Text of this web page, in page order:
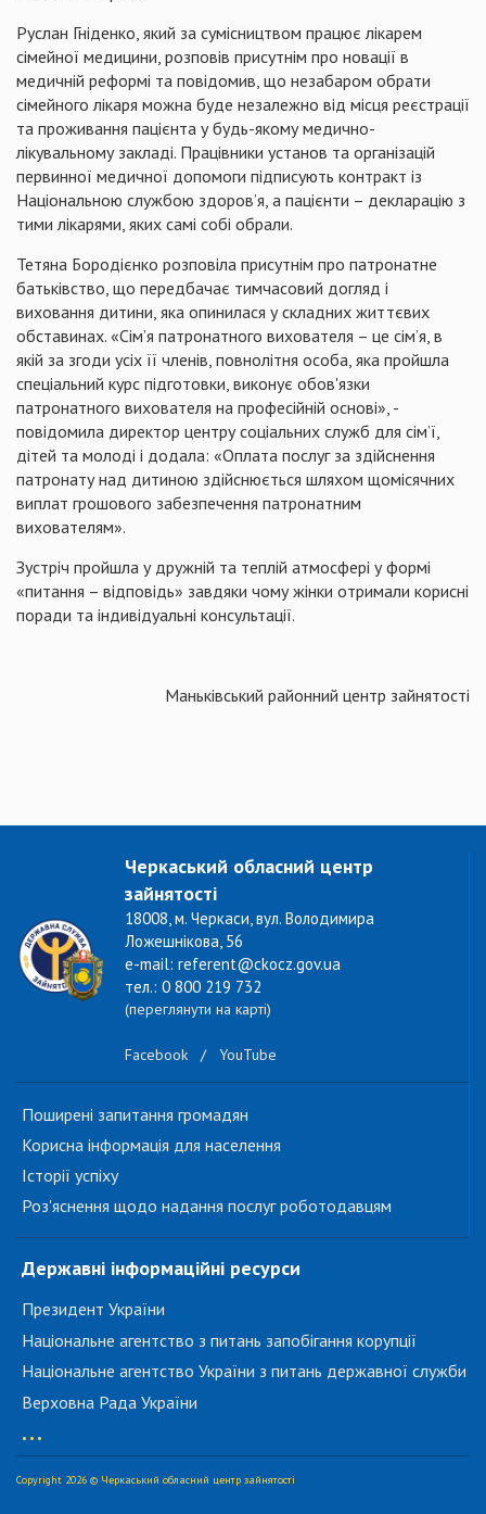
Руслан Гніденко, який за сумісництвом працює лікарем
сімейної медицини, розповів присутнім про новації в
медичній реформі та повідомив, що незабаром обрати
сімейного лікаря можна буде незалежно від місця реєстрації
та проживання пацієнта у будь-якому медично-
лікувальному закладі. Працівники установ та організацій
первинної медичної допомоги підписують контракт із
Національною службою здоров’я, а пацієнти – декларацію з
тими лікарями, яких самі собі обрали.
Тетяна Бородієнко розповіла присутнім про патронатне
батьківство, що передбачає тимчасовий догляд і
виховання дитини, яка опинилася у складних життєвих
обставинах. «Сім’я патронатного вихователя – це сім’я, в
якій за згоди усіх її членів, повнолітня особа, яка пройшла
спеціальний курс підготовки, виконує обов'язки
патронатного вихователя на професійній основі», -
повідомила директор центру соціальних служб для сім’ї,
дітей та молоді і додала: «Оплата послуг за здійснення
патронату над дитиною здійснюється шляхом щомісячних
виплат грошового забезпечення патронатним
вихователям».
Зустріч пройшла у дружній та теплій атмосфері у формі
«питання – відповідь» завдяки чому жінки отримали корисні
поради та індивідуальні консультації.
Маньківський районний центр зайнятості
Черкаський обласний центр
зайнятості
18008, м. Черкаси, вул. Володимира
Ложешнікова, 56
e-mail: referent@ckocz.gov.ua
тел.: 0 800 219 732
(переглянути на карті)
Facebook / YouTube
Поширені запитання громадян
Корисна інформація для населення
Історії успіху
Роз'яснення щодо надання послуг роботодавцям
Державні інформаційні ресурси
Президент України
Національне агентство з питань запобігання корупції
Національне агентство України з питань державної служби
Верховна Рада України
...
Copyright 2026 © Черкаський обласний центр зайнятості